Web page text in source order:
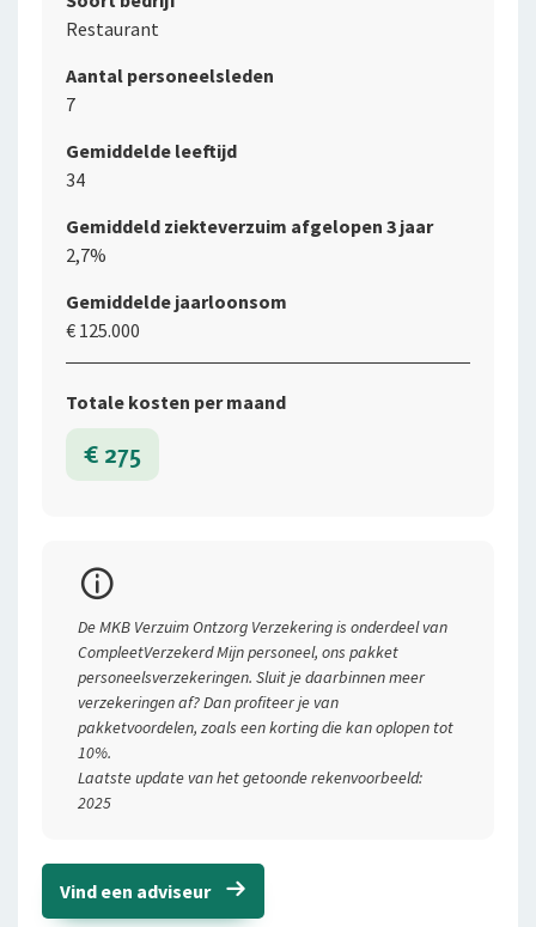
Restaurant
Aantal personeelsleden
7
Gemiddelde leeftijd
34
Gemiddeld ziekteverzuim afgelopen 3 jaar
2,7%
Gemiddelde jaarloonsom
€ 125.000
Totale kosten per maand
€ 275
Premievoorbeeld
Soort bedrijf
Aantal personeelsleden
Gemiddelde leeftijd
Gemiddeld ziekteverzuim afgelopen 3 jaar
Totale kosten per maand
De MKB Verzuim Ontzorg Verzekering is onderdeel van
CompleetVerzekerd Mijn personeel, ons pakket
personeelsverzekeringen. Sluit je daarbinnen meer
verzekeringen af? Dan profiteer je van
pakketvoordelen, zoals een korting die kan oplopen tot
10%.
Laatste update van het getoonde rekenvoorbeeld:
2025
Vind een adviseur